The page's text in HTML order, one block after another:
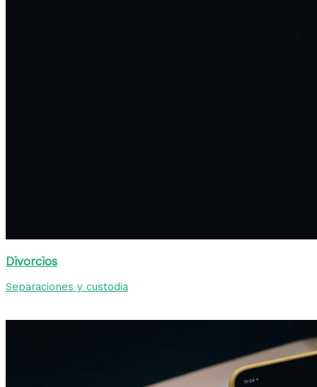
Divorcios
Separaciones y custodia